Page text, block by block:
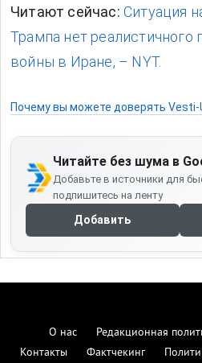
Читают сейчас: Ситуация
Трампа нет реалистичного
войны в Иране, – NYT.
Почему вы можете доверять Vesti-
Читайте без шума в
Добавьте в источники для
подпишитесь на ленту
Добавить
О нас Редакционная
Контакты
Фактчекинг